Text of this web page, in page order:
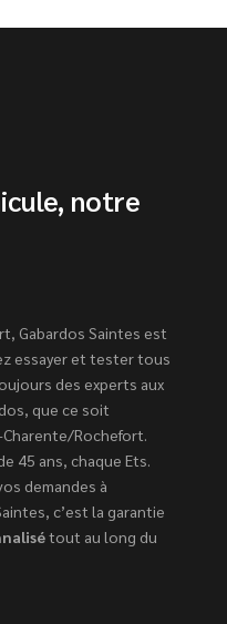
notre
Gabardos Saintes est
essayer et tester tous
des experts aux
que ce soit
Charente/Rochefort.
45 ans, chaque Ets.
demandes à
c’est la garantie
tout au long du